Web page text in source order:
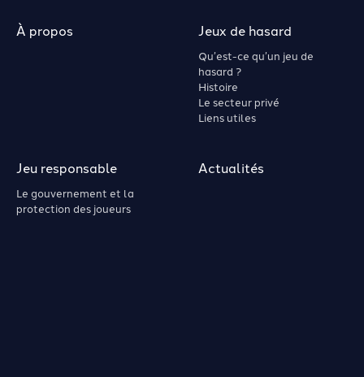
À propos Jeux de hasard
Qu’est-ce qu’un jeu de
hasard ?
Histoire
Le secteur privé
Liens utiles
Jeu responsable
Le gouvernement et la
protection des joueurs
Actualités